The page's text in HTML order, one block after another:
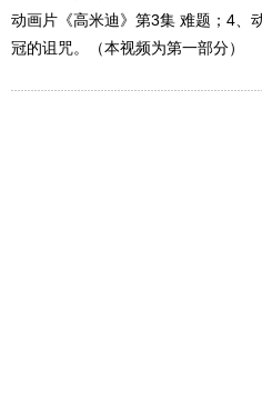
动画片《高米迪》第3集 难题；4、
冠的诅咒。（本视频为第一部分）